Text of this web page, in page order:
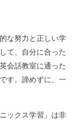
な努力と正しい学
て、自分に合った
会話教室に通った
す。諦めずに、一
ックス学習」は非